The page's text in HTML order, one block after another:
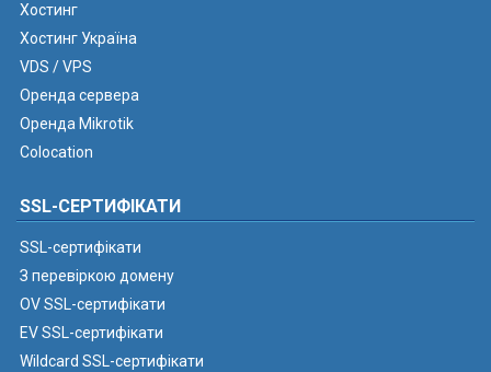
Хостинг
Хостинг Україна
VDS / VPS
Оренда сервера
Оренда Mikrotik
Colocation
SSL-СЕРТИФІКАТИ
SSL-сертифікати
З перевіркою домену
OV SSL-сертифікати
EV SSL-сертифікати
Wildcard SSL-сертифікати